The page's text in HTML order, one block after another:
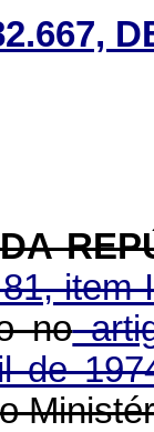
item
no
de